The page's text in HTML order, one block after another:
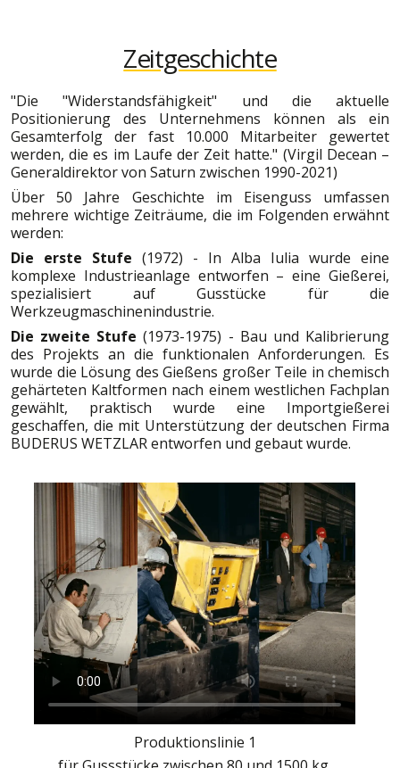
Zeitgeschichte
"Die "Widerstandsfähigkeit" und die aktuelle
Positionierung des Unternehmens können als ein
Gesamterfolg der fast 10.000 Mitarbeiter gewertet
werden, die es im Laufe der Zeit hatte." (Virgil Decean –
Generaldirektor von Saturn zwischen 1990-2021)
Über 50 Jahre Geschichte im Eisenguss umfassen
mehrere wichtige Zeiträume, die im Folgenden erwähnt
werden:
Die erste Stufe (1972) - In Alba Iulia wurde eine
komplexe Industrieanlage entworfen – eine Gießerei,
spezialisiert auf Gusstücke für die
Werkzeugmaschinenindustrie.
Die zweite Stufe (1973-1975) - Bau und Kalibrierung
des Projekts an die funktionalen Anforderungen. Es
wurde die Lösung des Gießens großer Teile in chemisch
gehärteten Kaltformen nach einem westlichen Fachplan
gewählt, praktisch wurde eine Importgießerei
geschaffen, die mit Unterstützung der deutschen Firma
BUDERUS WETZLAR entworfen und gebaut wurde.
Produktionslinie 1